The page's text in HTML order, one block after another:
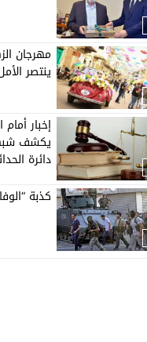
مهرجان
ينتصر
إخبار أمام
يكشف
دائرة
كذبة